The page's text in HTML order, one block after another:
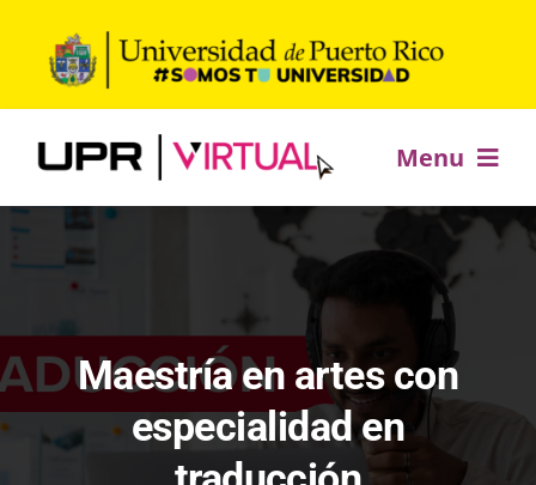
contenido
Menu
Ofrecimientos académicos
Maestría en artes con
especialidad en